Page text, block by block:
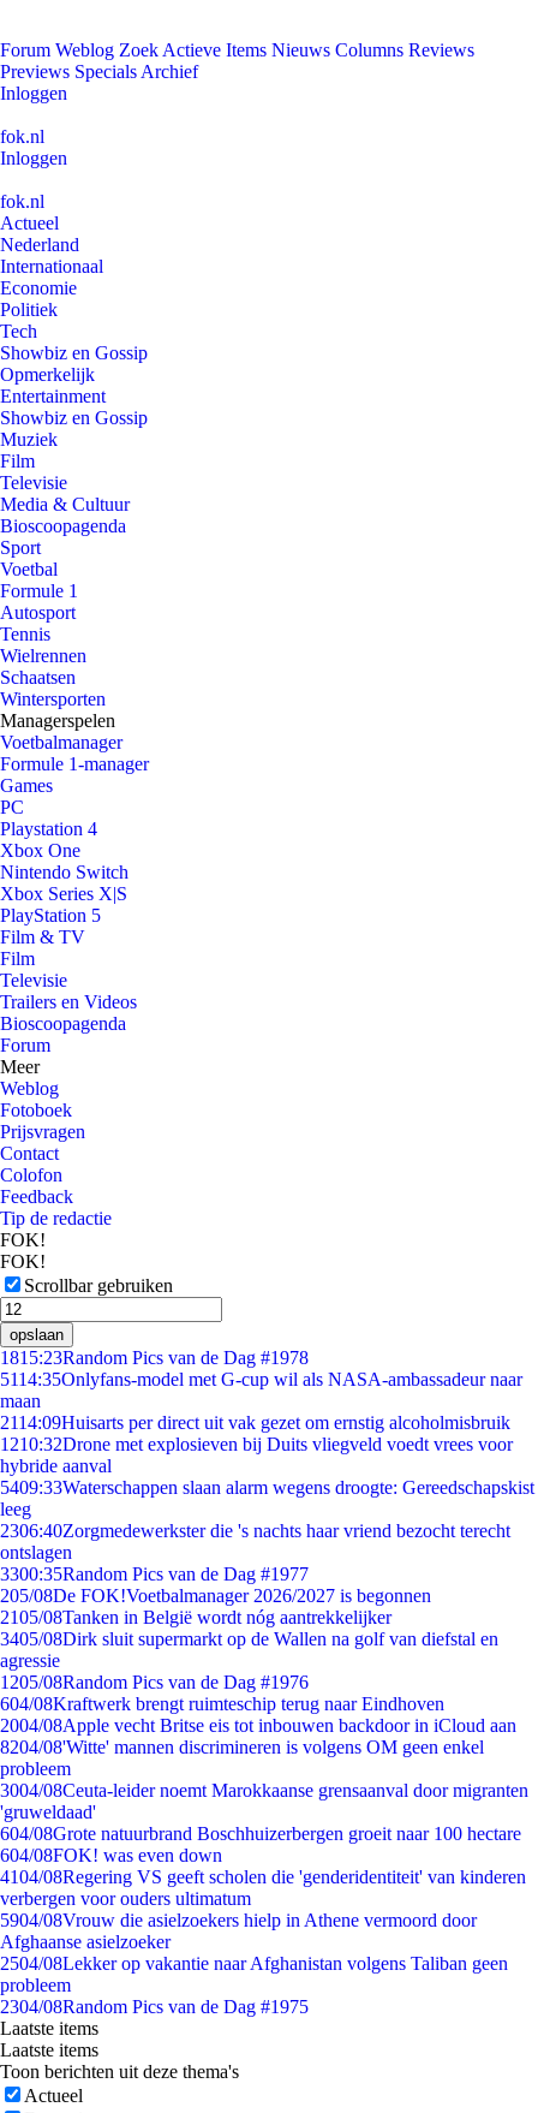
Forum Weblog Zoek Actieve Items Nieuws Columns Reviews
Previews Specials Archief
Inloggen
fok.nl
Inloggen
fok.nl
Actueel
Nederland
Internationaal
Economie
Politiek
Tech
Showbiz en Gossip
Opmerkelijk
Entertainment
Showbiz en Gossip
Muziek
Film
Televisie
Media & Cultuur
Bioscoopagenda
Sport
Voetbal
Formule 1
Autosport
Tennis
Wielrennen
Schaatsen
Wintersporten
Managerspelen
Voetbalmanager
Formule 1-manager
Games
PC
Playstation 4
Xbox One
Nintendo Switch
Xbox Series X|S
PlayStation 5
Film & TV
Film
Televisie
Trailers en Videos
Bioscoopagenda
Forum
Meer
Weblog
Fotoboek
Prijsvragen
Contact
Colofon
Feedback
Tip de redactie
FOK!
FOK!
Scrollbar gebruiken
opslaan
1815:23Random Pics van de Dag #1978
5114:35Onlyfans-model met G-cup wil als NASA-ambassadeur naar
maan
2114:09Huisarts per direct uit vak gezet om ernstig alcoholmisbruik
1210:32Drone met explosieven bij Duits vliegveld voedt vrees voor
hybride aanval
5409:33Waterschappen slaan alarm wegens droogte: Gereedschapskist
leeg
2306:40Zorgmedewerkster die 's nachts haar vriend bezocht terecht
ontslagen
3300:35Random Pics van de Dag #1977
205/08De FOK!Voetbalmanager 2026/2027 is begonnen
2105/08Tanken in België wordt nóg aantrekkelijker
3405/08Dirk sluit supermarkt op de Wallen na golf van diefstal en
agressie
1205/08Random Pics van de Dag #1976
604/08Kraftwerk brengt ruimteschip terug naar Eindhoven
2004/08Apple vecht Britse eis tot inbouwen backdoor in iCloud aan
8204/08'Witte' mannen discrimineren is volgens OM geen enkel
probleem
3004/08Ceuta-leider noemt Marokkaanse grensaanval door migranten
'gruweldaad'
604/08Grote natuurbrand Boschhuizerbergen groeit naar 100 hectare
604/08FOK! was even down
4104/08Regering VS geeft scholen die 'genderidentiteit' van kinderen
verbergen voor ouders ultimatum
5904/08Vrouw die asielzoekers hielp in Athene vermoord door
Afghaanse asielzoeker
2504/08Lekker op vakantie naar Afghanistan volgens Taliban geen
probleem
2304/08Random Pics van de Dag #1975
Laatste items
Laatste items
Toon berichten uit deze thema's
Actueel